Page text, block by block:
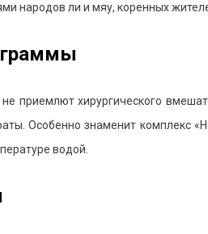
народов ли и мяу, коренных
приемлют хирургического
Особенно знаменит комплекс
водой.